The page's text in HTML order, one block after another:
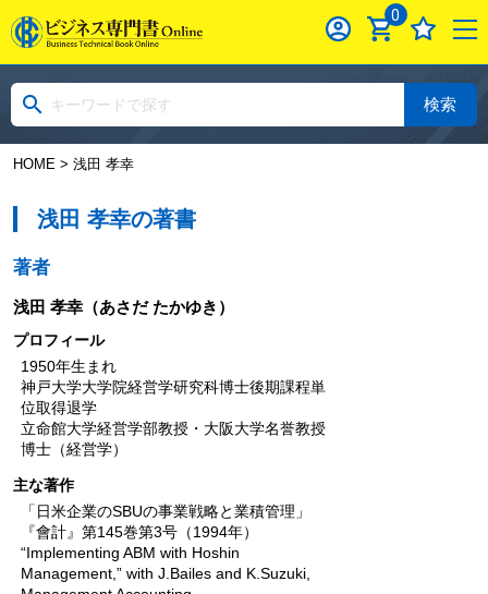
0
検索
HOME> 浅田 孝幸
浅田 孝幸の著書
著者
浅田 孝幸（あさだ たかゆき）
プロフィール
1950年生まれ
神戸大学大学院経営学研究科博士後期課程単
位取得退学
立命館大学経営学部教授・大阪大学名誉教授
博士（経営学）
主な著作
「日米企業のSBUの事業戦略と業積管理」
『會計』第145巻第3号（1994年）
“Implementing ABM with Hoshin
Management,” with J.Bailes and K.Suzuki,